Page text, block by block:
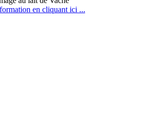
en cliquant ici ...